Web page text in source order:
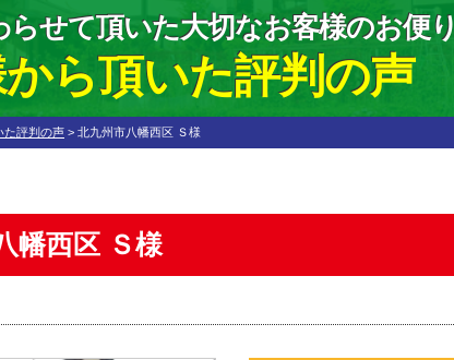
らせて頂いた大切なお客様のお便り
ら頂いた評判の声
た評判の声 > 北九州市八幡西区 Ｓ様
幡西区 Ｓ様